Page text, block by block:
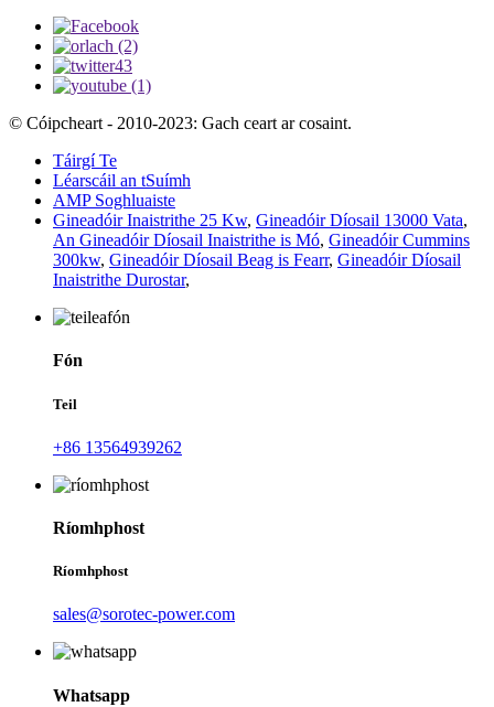
© Cóipcheart - 2010-2023: Gach ceart ar cosaint.
Táirgí Te
Léarscáil an tSuímh
AMP Soghluaiste
Gineadóir Inaistrithe 25 Kw, Gineadóir Díosail 13000 Vata,
An Gineadóir Díosail Inaistrithe is Mó, Gineadóir Cummins
300kw, Gineadóir Díosail Beag is Fearr, Gineadóir Díosail
Inaistrithe Durostar,
Fón
Teil
+86 13564939262
Ríomhphost
Ríomhphost
sales@sorotec-power.com
Whatsapp